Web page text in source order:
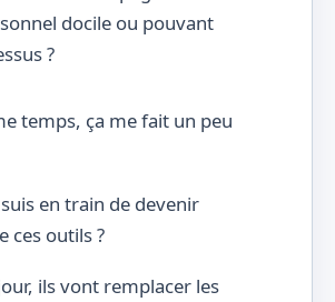
temps, ça me fait un peu
en train de devenir
ces outils ?
ils vont remplacer les